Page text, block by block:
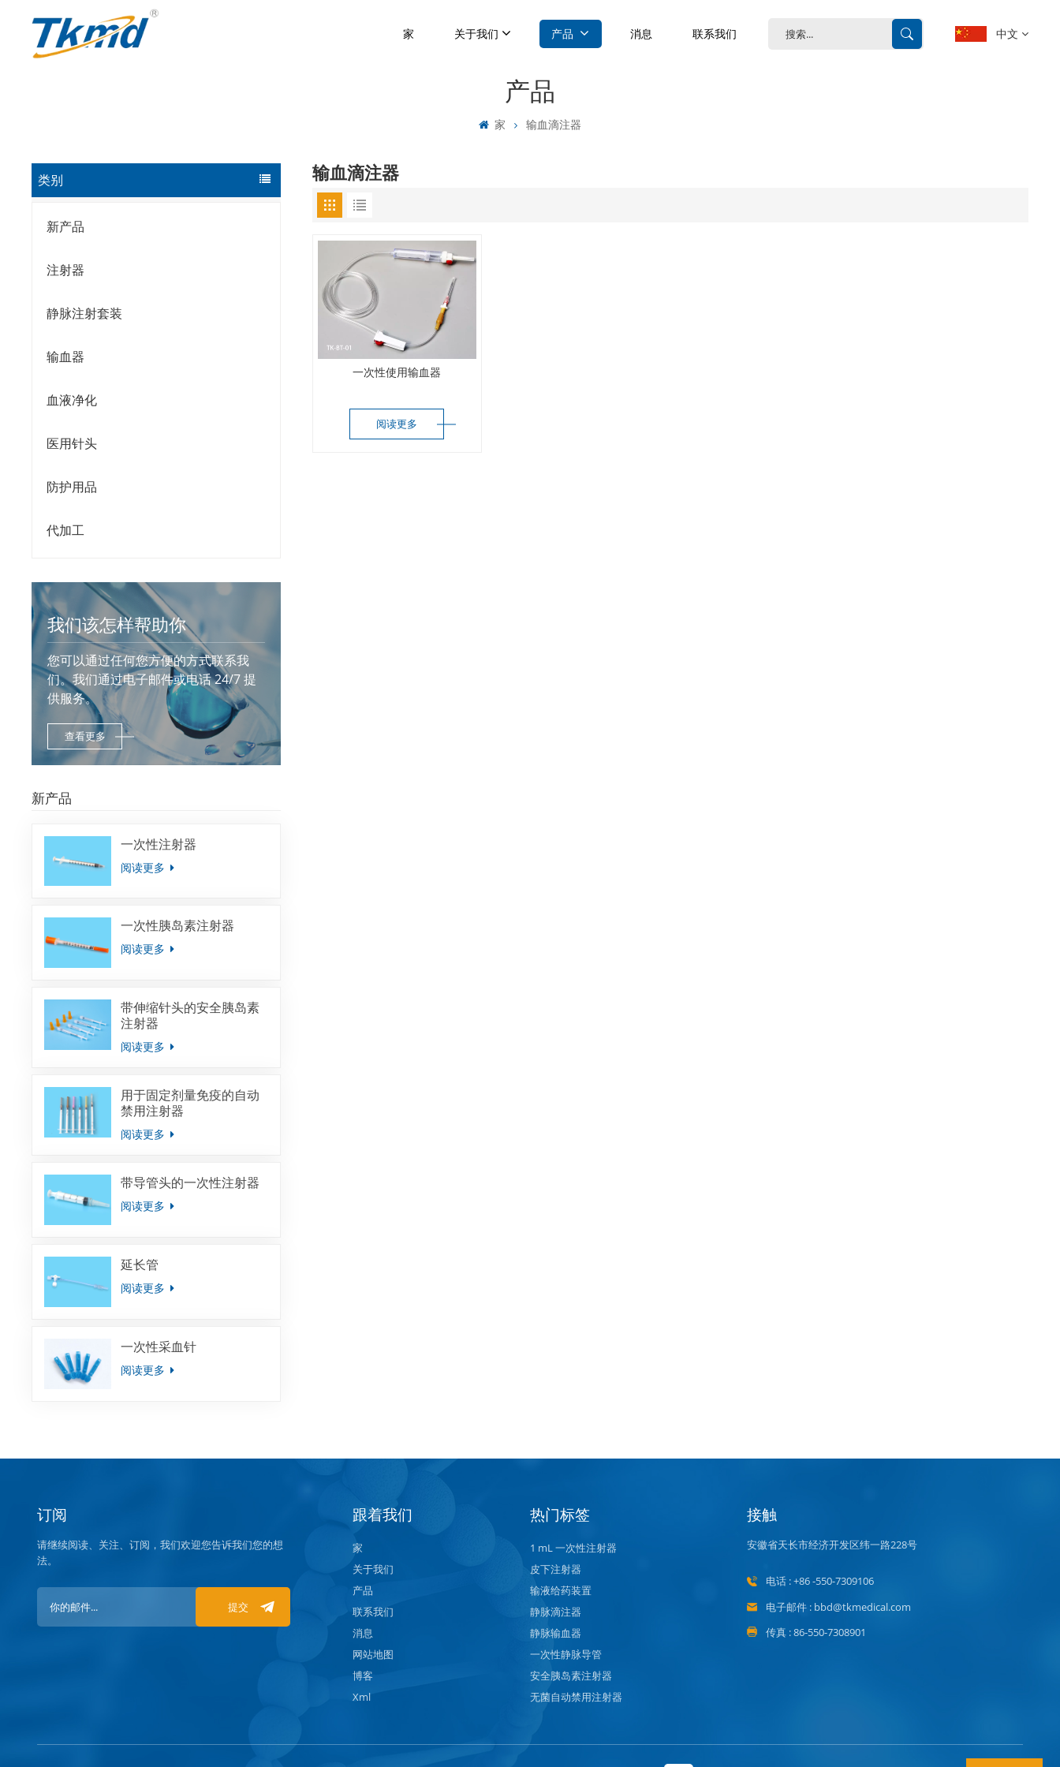
家 关于我们 产品 消息 联系我们 中文
产品
家 输血滴注器
类别
新产品
注射器
静脉注射套装
输血器
血液净化
医用针头
防护用品
代加工
我们该怎样帮助你
您可以通过任何您方便的方式联系我
们。我们通过电子邮件或电话 24/7 提
供服务。
查看更多
新产品
一次性注射器
阅读更多
一次性胰岛素注射器
阅读更多
带伸缩针头的安全胰岛素
注射器
阅读更多
用于固定剂量免疫的自动
禁用注射器
阅读更多
带导管头的一次性注射器
阅读更多
延长管
阅读更多
一次性采血针
阅读更多
输血滴注器
一次性使用输血器
阅读更多
订阅
请继续阅读、关注、订阅，我们欢迎您告诉我们您的想
法。
提交
跟着我们
家
关于我们
产品
联系我们
消息
网站地图
博客
Xml
热门标签
1 mL 一次性注射器
皮下注射器
输液给药装置
静脉滴注器
静脉输血器
一次性静脉导管
安全胰岛素注射器
无菌自动禁用注射器
接触
安徽省天长市经济开发区纬一路228号
电话 : +86 -550-7309106
电子邮件 : bbd@tkmedical.com
传真 : 86-550-7308901